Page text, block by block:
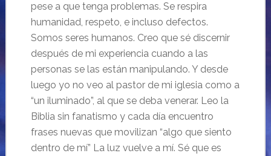
pese a que tenga problemas. Se respira
humanidad, respeto, e incluso defectos.
Somos seres humanos. Creo que sé discernir
después de mi experiencia cuando a las
personas se las están manipulando. Y desde
luego yo no veo al pastor de mi iglesia como a
“un iluminado”, al que se deba venerar. Leo la
Bibliasin fanatismo y cada día encuentro
frases nuevas que movilizan “algo que siento
dentro de mí” La luz vuelve a mí. Sé que es